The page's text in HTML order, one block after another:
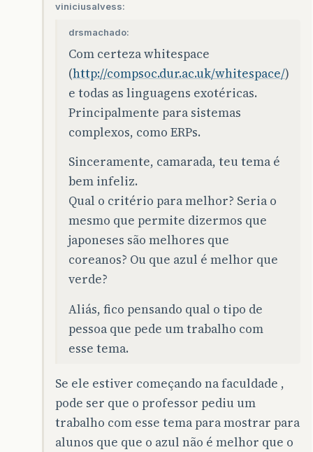
viniciusalvess:
drsmachado:
Com certeza whitespace
(http://compsoc.dur.ac.uk/whitespace/)
e todas as linguagens exotéricas.
Principalmente para sistemas
complexos, como ERPs.
Sinceramente, camarada, teu tema é
bem infeliz.
Qual o critério para melhor? Seria o
mesmo que permite dizermos que
japoneses são melhores que
coreanos? Ou que azul é melhor que
verde?
Aliás, fico pensando qual o tipo de
pessoa que pede um trabalho com
esse tema.
Se ele estiver começando na faculdade ,
pode ser que o professor pediu um
trabalho com esse tema para mostrar para
alunos que que o azul não é melhor que o